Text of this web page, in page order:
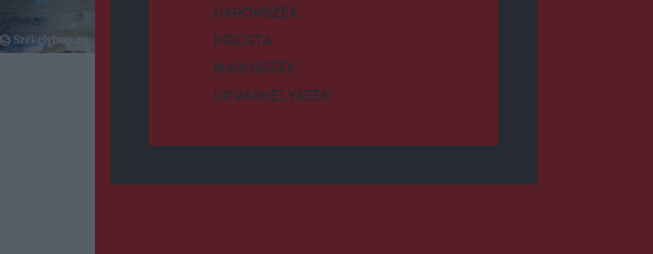
HÁROMSZÉK
HÍRLISTA
MAROSSZÉK
UDVARHELYSZÉK